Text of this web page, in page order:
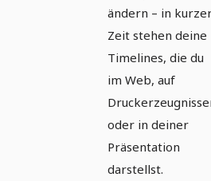
ändern – in
Zeit stehen deine
Timelines, die du
im Web, auf
oder in deiner
Präsentation
darstellst.